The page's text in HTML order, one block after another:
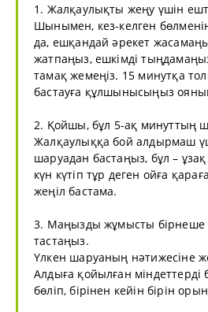
1. Жалқаулықты жеңу үшін
Шынымен, кез-келген
да, ешқандай әрекет
жатпаңыз, ешкімді
тамақ жемеңіз. 15 минутқа
бастауға құлшынысыңыз
2. Қойшы, бұл 5-ақ минуттың
Жалқаулыққа бой алдырмаш
шаруадан бастаңыз, бұл –
күн күтіп тұр деген ойға
жеңіл бастама.
3. Маңызды жұмысты бірнеше
тастаңыз.
Үлкен шаруаның нәтижесіне
Алдыға қойылған міндеттерді
бөліп, бірінен кейін бірін